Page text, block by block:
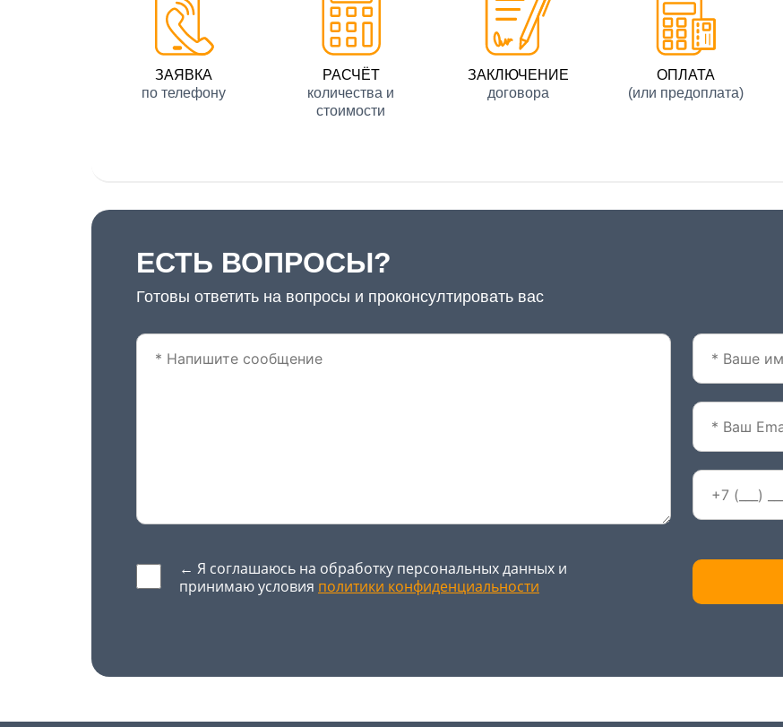
ЗАЯВКА
по телефону
РАСЧЁТ
количества и
стоимости
ЗАКЛЮЧЕНИЕ
договора
ОПЛАТА
(или предоплата)
ЕСТЬ ВОПРОСЫ?
Готовы ответить на вопросы и проконсултировать вас
← Я соглашаюсь на обработку персональных данных и
принимаю условия политики конфиденциальности